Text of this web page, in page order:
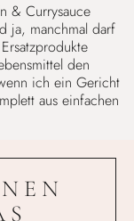
& Currysauce
ja, manchmal darf
den
ich ein Gericht
aus einfachen